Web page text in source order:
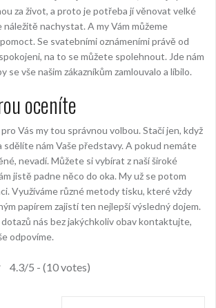
za život, a proto je potřeba jí věnovat velké
náležitě nachystat. A my Vám můžeme
Se svatebními oznámenímiprávě od
na to se můžete spolehnout. Jde nám
se vše našim zákazníkům zamlouvalo a líbilo.
oceníte
Vás my tou správnou volbou. Stačí jen, když
sdělíte nám Vaše představy. A pokud nemáte
nevadí. Můžete si vybírat z naší široké
jistě padne něco do oka. My už se potom
Využíváme různé metody tisku, které vždy
papírem zajistí ten nejlepší výsledný dojem.
nás bez jakýchkoliv obav kontaktujte,
odpovíme.
4.3/5 - (10 votes)